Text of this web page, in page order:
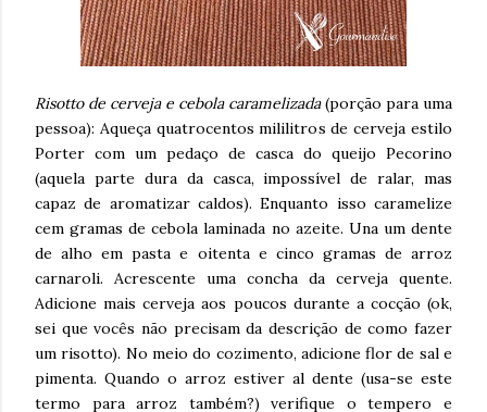
Risotto de cerveja e cebola caramelizada(porção para uma
pessoa): Aqueça quatrocentos mililitros de cerveja estilo
Porter com um pedaço de casca do queijo Pecorino
(aquela parte dura da casca, impossível de ralar, mas
capaz de aromatizar caldos). Enquanto isso caramelize
cem gramas de cebola laminada no azeite. Una um dente
de alho em pasta e oitenta e cinco gramas de arroz
carnaroli. Acrescente uma concha da cerveja quente.
Adicione mais cerveja aos poucos durante a cocção (ok,
sei que vocês não precisam da descrição de como fazer
um risotto). No meio do cozimento, adicione flor de sal e
pimenta. Quando o arroz estiver al dente (usa-se este
termo para arroz também?) verifique o tempero e